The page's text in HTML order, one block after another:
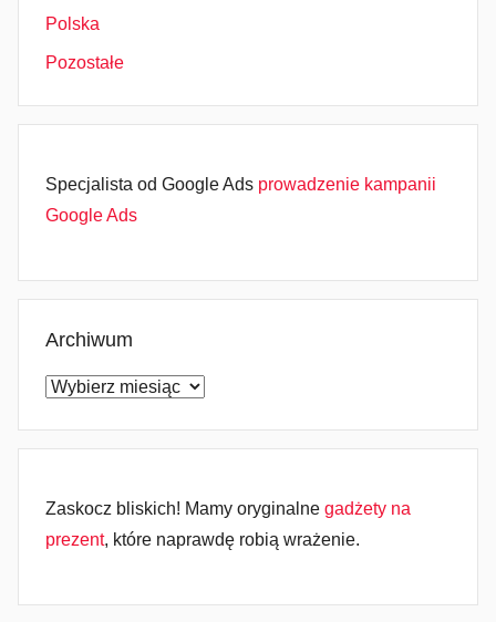
Polska
Pozostałe
Specjalista od Google Ads prowadzenie kampanii
Google Ads
Archiwum
Archiwum
Zaskocz bliskich! Mamy oryginalne gadżety na
prezent, które naprawdę robią wrażenie.